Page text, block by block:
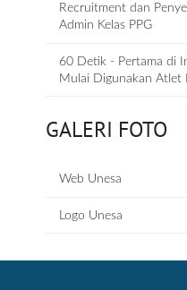
Recruitment dan
Admin Kelas PPG
60 Detik - Pertama di
Mulai Digunakan Atlet
GALERI FOTO
Web Unesa
Logo Unesa